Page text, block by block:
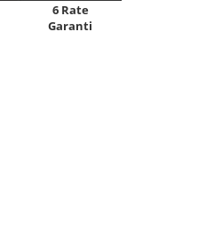
6 Rate
Garanti